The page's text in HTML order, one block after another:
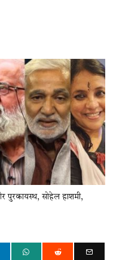
पुरकायस्थ, सोहेल हाशमी,